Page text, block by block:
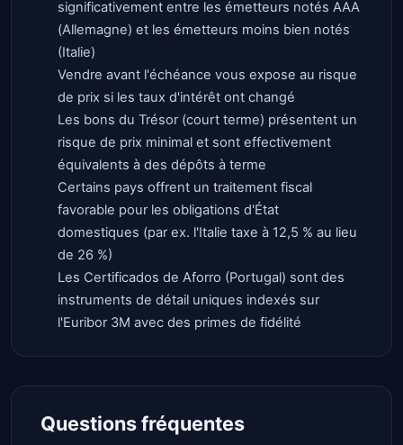
significativement entre les émetteurs notés AAA
(Allemagne) et les émetteurs moins bien notés
(Italie)
Vendre avant l'échéance vous expose au risque
de prix si les taux d'intérêt ont changé
Les bons du Trésor (court terme) présentent un
risque de prix minimal et sont effectivement
équivalents à des dépôts à terme
Certains pays offrent un traitement fiscal
favorable pour les obligations d'État
domestiques (par ex. l'Italie taxe à 12,5 % au lieu
de 26 %)
Les Certificados de Aforro (Portugal) sont des
instruments de détail uniques indexés sur
l'Euribor 3M avec des primes de fidélité
Questions fréquentes